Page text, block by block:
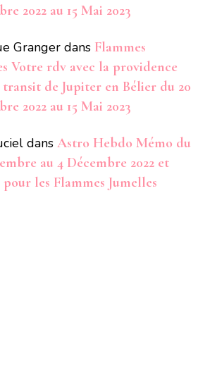
2022 au 15 Mai 2023
Granger dans Flammes
Votre rdv avec la providence
de Jupiter en Bélier du 20
2022 au 15 Mai 2023
dans Astro Hebdo Mémo du
au 4 Décembre 2022 et
les Flammes Jumelles